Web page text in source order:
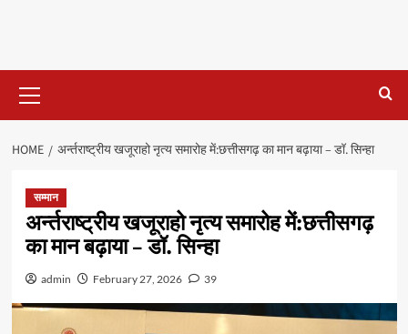
Menu
HOME अर्न्तराष्ट्रीय खजूराहो नृत्य समारोह में:छत्तीसगढ़ का मान बढ़ाया – डॉ. सिन्हा
सम्मान
अर्न्तराष्ट्रीय खजूराहो नृत्य समारोह में:छत्तीसगढ़
का मान बढ़ाया – डॉ. सिन्हा
admin February 27, 2026 39